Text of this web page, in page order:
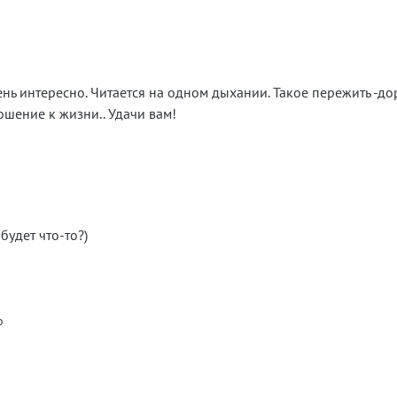
интересно. Читается на одном дыхании. Такое пережить -
к жизни.. Удачи вам!
что-то?)